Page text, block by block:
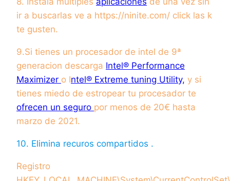
ir a buscarlas ve a https://ninite.com/ click las k
te gusten.
9.Si tienes un procesador de intel de 9ª
generacion descarga Intel® Performance
Maximizer o Intel® Extreme tuning Utility, y si
tienes miedo de estropear tu procesador te
ofrecen un seguro por menos de 20€ hasta
marzo de 2021.
10. Elimina recuros compartidos .
Registro